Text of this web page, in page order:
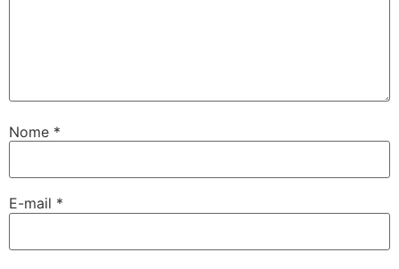
Nome *
E-mail *